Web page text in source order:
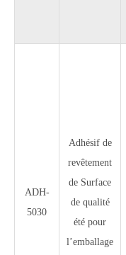
ADH-
5030
Adhésif de
revêtement
de Surface
de qualité
été pour
l’emballage